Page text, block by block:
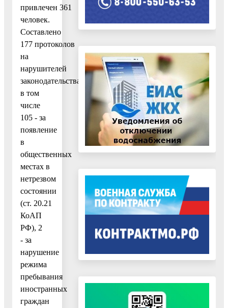
привлечен 361
человек.
Составлено
177 протоколов
на
нарушителей
законодательства,
в том
числе
105 - за
появление
в
общественных
местах в
нетрезвом
состоянии
(ст. 20.21
КоАП
РФ), 2
- за
нарушение
режима
пребывания
иностранных
граждан